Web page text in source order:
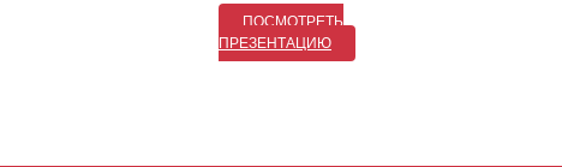
ПОСМОТРЕТЬ
ПРЕЗЕНТАЦИЮ